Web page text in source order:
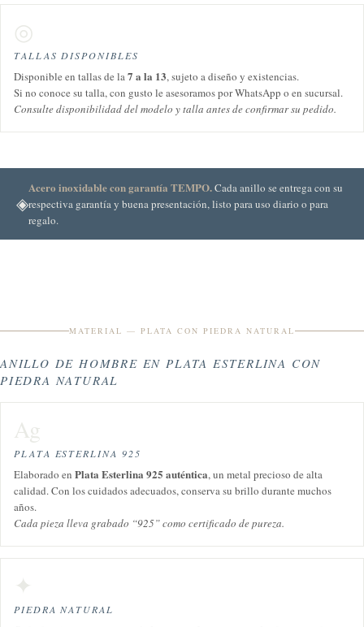
◎
TALLAS DISPONIBLES
Disponible en tallas de la7 a la 13, sujeto a diseño y existencias.
Si no conoce su talla, con gusto le asesoramos por WhatsApp o en sucursal.
Consulte disponibilidad del modelo y talla antes de confirmar su pedido.
◈
Acero inoxidable con garantía TEMPO.Cada anillo se entrega con su
respectiva garantía y buena presentación, listo para uso diario o para
regalo.
MATERIAL — PLATA CON PIEDRA NATURAL
ANILLO DE HOMBRE EN PLATA ESTERLINA CON
PIEDRA NATURAL
Ag
PLATA ESTERLINA 925
Elaborado en Plata Esterlina 925 auténtica, un metal precioso de alta
calidad. Con los cuidados adecuados, conserva su brillo durante muchos
años.
Cada pieza lleva grabado “925” como certificado de pureza.
✦
PIEDRA NATURAL